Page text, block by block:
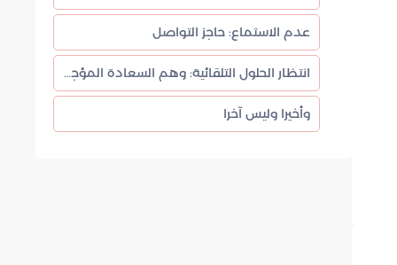
عدم الاستماع: حاجز التواصل
انتظار الحلول التلقائية: وهم السعادة المؤجلة
وأخيرا وليس آخرا